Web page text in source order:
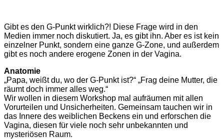
Gibt es den G-Punkt wirklich?! Diese Frage wird in den
Medien immer noch diskutiert. Ja, es gibt ihn. Aber es ist kein
einzelner Punkt, sondern eine ganze G-Zone, und außerdem
gibt es noch andere erogene Zonen in der Vagina.
Anatomie
„Papa, weißt du, wo der G-Punkt ist?“ „Frag deine Mutter, die
räumt doch immer alles weg.“
Wir wollen in diesem Workshop mal aufräumen mit allen
Vorurteilen und Unsicherheiten. Gemeinsam tauchen wir in
das Innere des weiblichen Beckens ein und erforschen die
Vagina, diesen für viele noch sehr unbekannten und
mysteriösen Raum.